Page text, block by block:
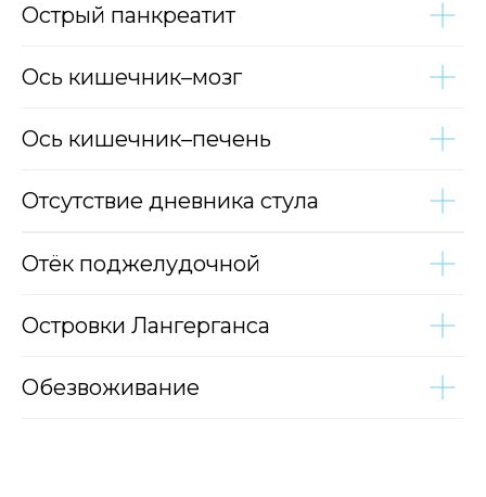
Острый панкреатит
Ось кишечник–мозг
Ось кишечник–печень
Отсутствие дневника стула
Отёк поджелудочной
Островки Лангерганса
Обезвоживание